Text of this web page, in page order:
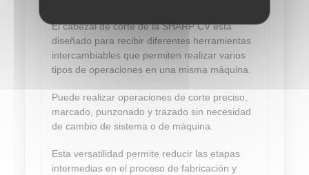
El cabezal de corte de la SHARP CV está
diseñado para recibir diferentes herramientas
intercambiables que permiten realizar varios
tipos de operaciones en una misma máquina.
Puede realizar operaciones de corte preciso,
marcado, punzonado y trazado sin necesidad
de cambio de sistema o de máquina.
Esta versatilidad permite reducir las etapas
intermedias en el proceso de fabricación y